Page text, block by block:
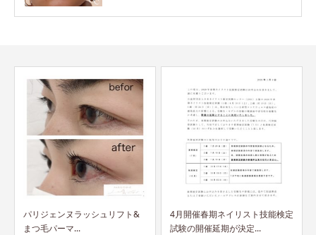
4月開催春期ネイリスト技能検定
試験の開催延期が決定...
ネイルカレッジが協会特別貢献
者に選ばれました！